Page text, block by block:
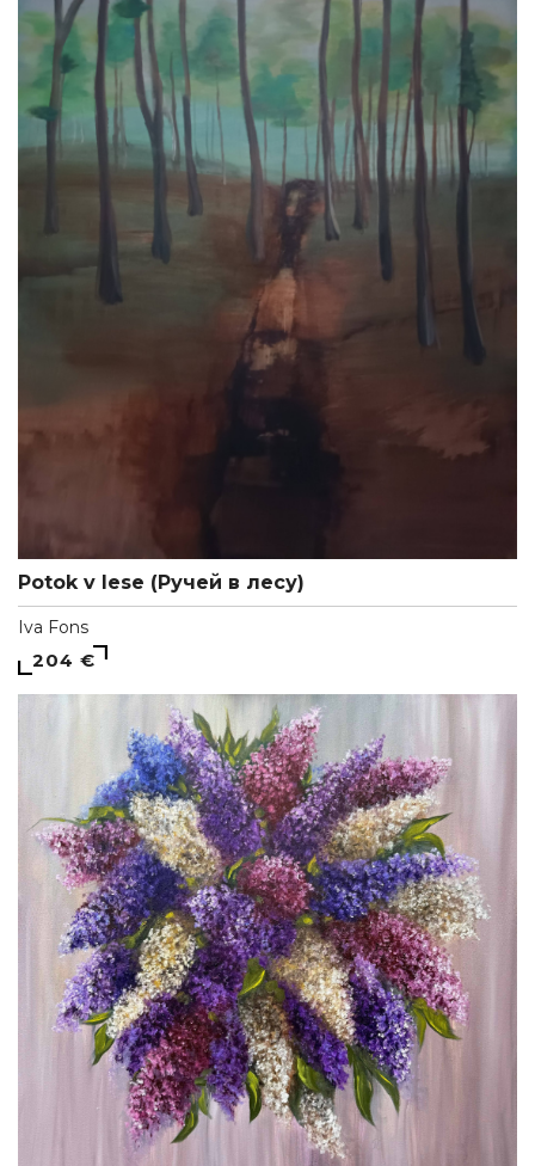
Potok v lese (Ручей в лесу)
Iva Fons
204 €